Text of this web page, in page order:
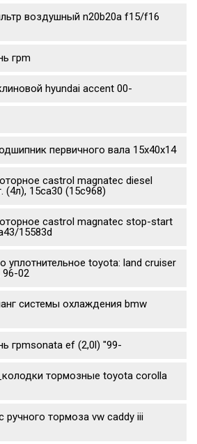
воздушный n20b20a f15/f16
грm
hyundai accent 00-
первичного вала 15x40x14
castrol magnatec diesel
(4л), 15ca30 (15c968)
castrol magnatec stop-start
15583d
уплотнительное toyota: land cruiser
96-02
системы охлаждения bmw
грmsonata ef (2,0l) "99-
тормозные toyota corolla
ручного тормоза vw caddy iii